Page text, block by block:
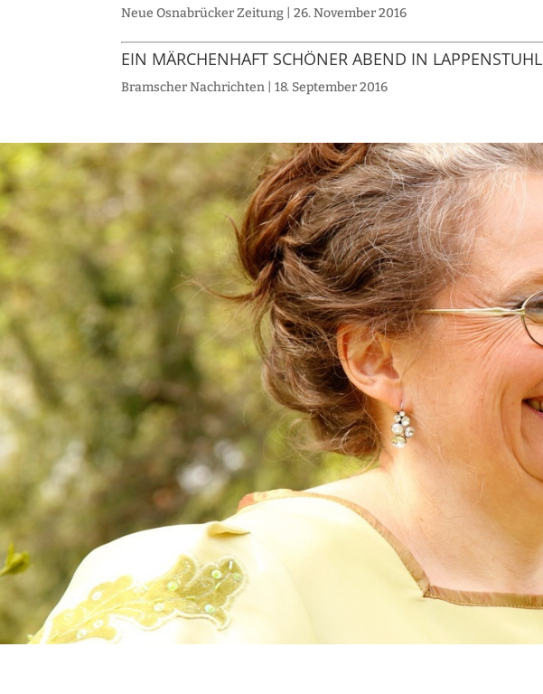
Neue Osnabrücker Zeitung | 26. November 2016
EIN MÄRCHENHAFT SCHÖNER ABEND IN LAPPENSTUHL
Bramscher Nachrichten | 18. September 2016